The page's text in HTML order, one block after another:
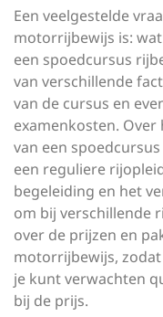
Een veelgestelde
motorrijbewijs is:
een spoedcursus
van verschillende
van de cursus en
examenkosten.
van een
een reguliere
begeleiding en het
om bij verschillende
over de prijzen en
motorrijbewijs,
je kunt verwachten
bij de prijs.